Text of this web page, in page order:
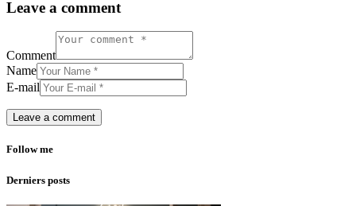
Leave a comment
Comment
Name
E-mail
Follow me
Derniers posts